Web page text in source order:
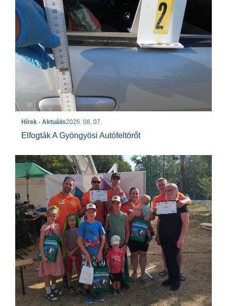
Hírek - Aktuális2026. 08. 07.
Elfogták A Gyöngyösi Autófeltörőt